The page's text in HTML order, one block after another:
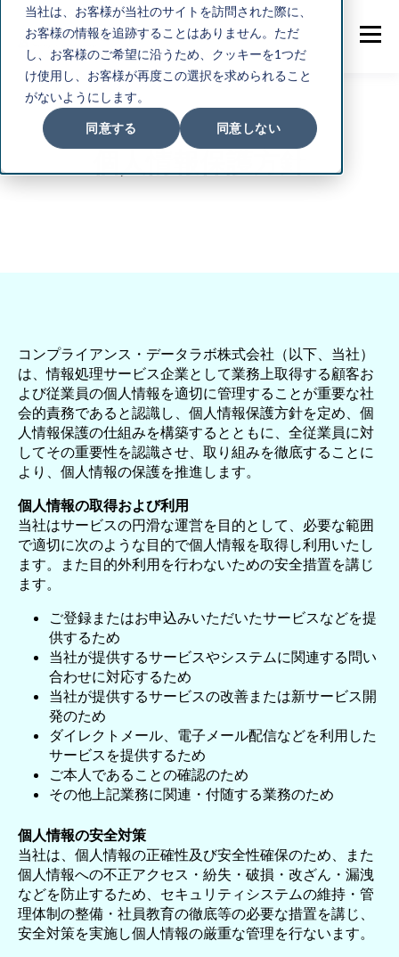
当社は、お客様が当社のサイトを訪問された際に、
お客様の情報を追跡することはありません。ただ
し、お客様のご希望に沿うため、クッキーを1つだ
け使用し、お客様が再度この選択を求められること
がないようにします。
同意する 同意しない
コンプライアンス・データラボ株式会社（以下、当社）
は、情報処理サービス企業として業務上取得する顧客お
よび従業員の個人情報を適切に管理することが重要な社
会的責務であると認識し、個人情報保護方針を定め、個
人情報保護の仕組みを構築するとともに、全従業員に対
してその重要性を認識させ、取り組みを徹底することに
より、個人情報の保護を推進します。
個人情報の取得および利用
当社はサービスの円滑な運営を目的として、必要な範囲
で適切に次のような目的で個人情報を取得し利用いたし
ます。また目的外利用を行わないための安全措置を講じ
ます。
ご登録またはお申込みいただいたサービスなどを提
供するため
当社が提供するサービスやシステムに関連する問い
合わせに対応するため
当社が提供するサービスの改善または新サービス開
発のため
ダイレクトメール、電子メール配信などを利用した
サービスを提供するため
ご本人であることの確認のため
その他上記業務に関連・付随する業務のため
個人情報の安全対策
当社は、個人情報の正確性及び安全性確保のため、また
個人情報への不正アクセス・紛失・破損・改ざん・漏洩
などを防止するため、セキュリティシステムの維持・管
理体制の整備・社員教育の徹底等の必要な措置を講じ、
安全対策を実施し個人情報の厳重な管理を行ないます。